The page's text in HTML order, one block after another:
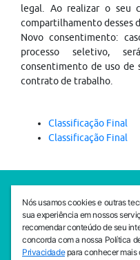
legal. Ao realizar o seu
compartilhamento desses
Novo consentimento:
processo seletivo,
consentimento de uso de
contrato de trabalho.
Classificação Final
Classificação Final
Av. da Liberdade, 765,
(11)
Nós usamos cookies e outras
sua experiência em nossos
recomendar conteúdo de seu
concorda com a nossa Política
Privacidadepara conhecer mais